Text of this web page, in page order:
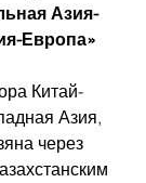
Азия-
Европа»
Китай-
Азия,
через